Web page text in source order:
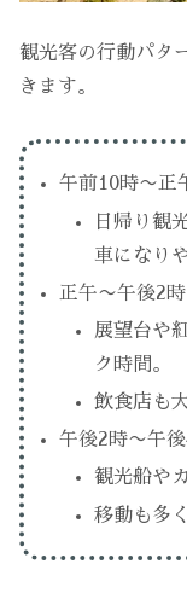
観光客の行動パタ
きます。
午前10時〜正
日帰り観
車になり
正午〜午後2時
展望台や
ク時間。
飲食店も
午後2時〜午
観光船や
移動も多